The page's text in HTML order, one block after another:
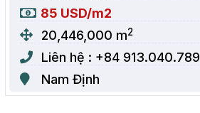
85 USD/m2
20,446,000 m2
Liên hệ : +84 913.040.789
Nam Định